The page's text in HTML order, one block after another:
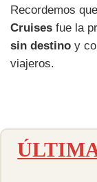
Recordemos
Cruises fue la
sin destino y
viajeros.